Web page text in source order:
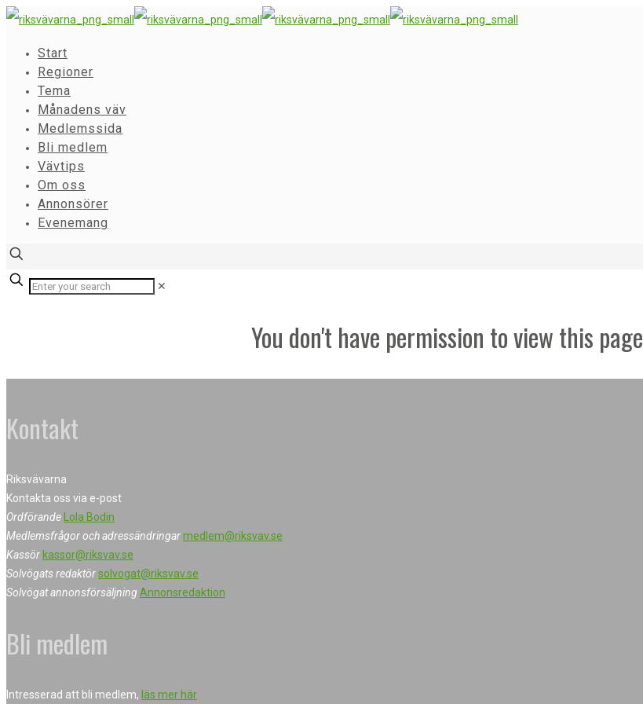
Start
Regioner
Tema
Månadens väv
Medlemssida
Bli medlem
Vävtips
Om oss
Annonsörer
Evenemang
✕
You don't have permission to view this page
Kontakt
Riksvävarna
Kontakta oss via e-post
Ordförande
Lola Bodin
Medlemsfrågor och adressändringarmedlem@riksvav.se
Kassör kassor@riksvav.se
Solvögats redaktörsolvogat@riksvav.se
Solvögat annonsförsäljning Annonsredaktion
Bli medlem
Intresserad att bli medlem, läs mer här